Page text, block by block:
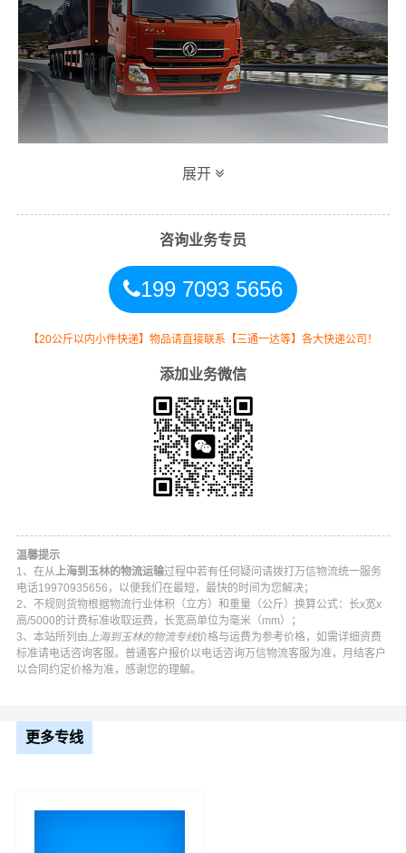
同时，为了方便广大客户从上海物流到玉林的不同运输时
效和物流成本要求，万信特推出上海到玉林物流
方式，以此来降低从广东上海到玉林的物流专线运输成
本，提高由上海发货到玉林的物流效率，以便为新老客户
提供更加优质完善的一站式从上海到广西玉林的物流门到
万信在黄浦区,徐汇区,长宁区,静安区,普陀区,虹口区,杨浦区,
闵行区,宝山区,嘉定区,浦东新区,金山区,松江区,青浦区,奉贤
展开
咨询业务专员
199 7093 5656
【20公斤以内小件快递】物品请直接联系【三通一达等】各大快递公司！
添加业务微信
温馨提示
1、在从上海到玉林的物流运输过程中若有任何疑问请拨打万信物流统一服务
电话19970935656，以便我们在最短，最快的时间为您解决；
2、不规则货物根据物流行业体积（立方）和重量（公斤）换算公式：长x宽x
高/5000的计费标准收取运费，长宽高单位为毫米（mm）；
3、本站所列由上海到玉林的物流专线价格与运费为参考价格，如需详细资费
标准请电话咨询客服。普通客户报价以电话咨询万信物流客服为准，月结客户
以合同约定价格为准，感谢您的理解。
更多专线